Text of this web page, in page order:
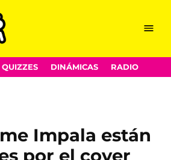
Menu
QUIZZES DINÁMICAS RADIO
Impala están
por el cover